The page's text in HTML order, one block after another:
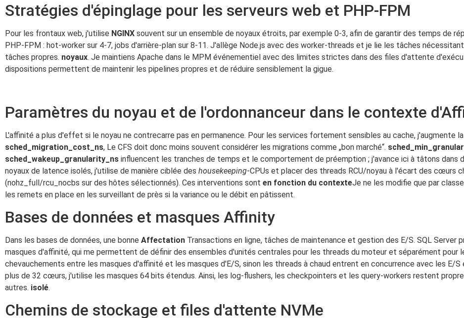
Stratégies d'épinglage pour les serveurs web et PHP-FPM
Pour les frontaux web, j'utilise NGINX souvent sur un ensemble de noyaux étroits, par exemple 0-3, afin de garantir des temps de
PHP-FPM : hot-worker sur 4-7, jobs d'arrière-plan sur 8-11. J'allège Node.js avec des worker-threads et je lie les tâches
tâches propres. noyaux. Je maintiens Apache dans le MPM événementiel avec des limites strictes dans des files d'attente
dispositions permettent de maintenir les pipelines propres et de réduire sensiblement la gigue.
Paramètres du noyau et de l'ordonnanceur dans le contexte
L'affinité a plus d'effet si le noyau ne contrecarre pas en permanence. Pour les services fortement sensibles au cache, j'augmente la
sched_migration_cost_ns, Le CFS doit donc moins souvent considérer les migrations comme „bon marché“.
sched_wakeup_granularity_ns influencent les tranches de temps et le comportement de préemption ; j'avance ici à tâtons dans
noyaux de latence isolés, j'utilise de manière ciblée des housekeeping-CPUs et placer des threads RCU/noyau à l'écart des cœurs
(nohz_full/rcu_nocbs sur des hôtes sélectionnés). Ces interventions sont en fonction du contexteJe ne les modifie que par
les remets en place en les surveillant de près si la variance ou le débit en pâtissent.
Bases de données et masques Affinity
Dans les bases de données, une bonne Affectation Transactions en ligne, tâches de maintenance et gestion des E/S. SQL Server
masques d'affinité, qui me permettent de définir des ensembles d'unités centrales pour les threads du moteur et séparément pour
chevauchements entre les masques d'affinité et les masques d'E/S, sinon les threads à chaud entrent en concurrence avec les E/S
plus de 32 cœurs, j'utilise les masques 64 bits étendus. Ainsi, les log-flushers, les checkpointers et les query-workers restent
autres. isolé.
Chemins de stockage et files d'attente NVMe